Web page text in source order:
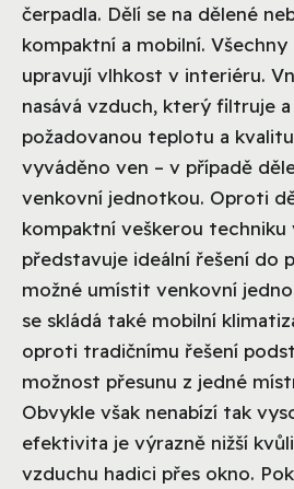
čerpadla. Dělí se na dělené
kompaktní a mobilní.
upravují vlhkost v interiéru.
nasává vzduch, který filtruje
požadovanou teplotu a
vyváděno ven – v případě
venkovní jednotkou. Oproti
kompaktní veškerou techniku
představuje ideální řešení do
možné umístit venkovní
se skládá také mobilní
oproti tradičnímu řešení
možnost přesunu z jedné
Obvykle však nenabízí tak
efektivita je výrazně nižší
vzduchu hadici přes okno.